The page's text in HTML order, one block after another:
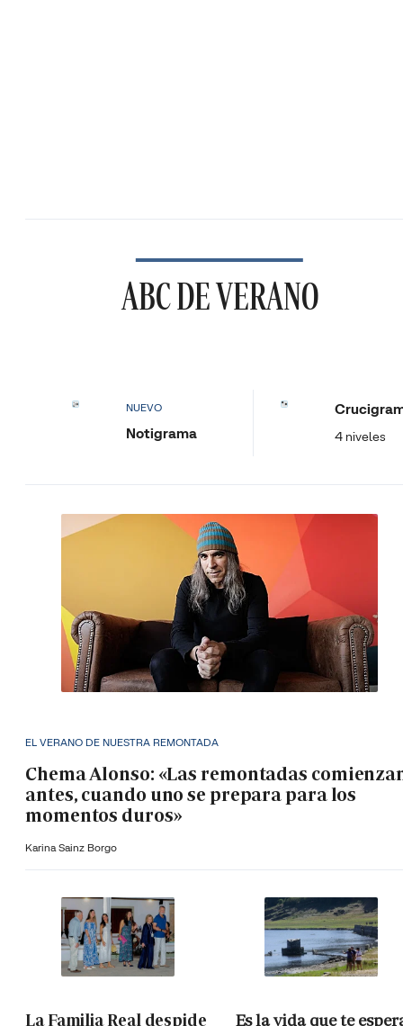
ABC DE VERANO
NUEVO
Notigrama 4 niveles
EL VERANO DE NUESTRA REMONTADA
Chema Alonso: «Las remontadas
antes, cuando uno se prepara para los
momentos duros»
Karina Sainz Borgo
La Familia Real despide
Es la vida que te